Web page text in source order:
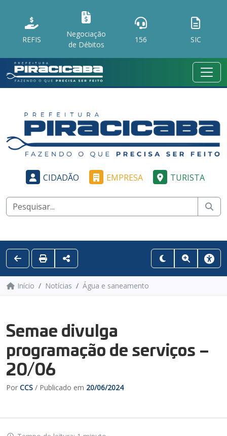
REFIS
Negociação
de Débitos
156 SIC
CIDADÃO EMPRESA TURISTA
Início Notícias Água e saneamento
Semae divulga
programação de serviços –
20/06
Por CCS / Publicado em 20/06/2024